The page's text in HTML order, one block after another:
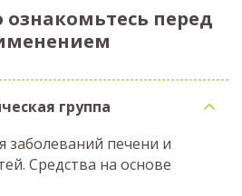
перед
группа
заболеваний печени и
Средства на основе